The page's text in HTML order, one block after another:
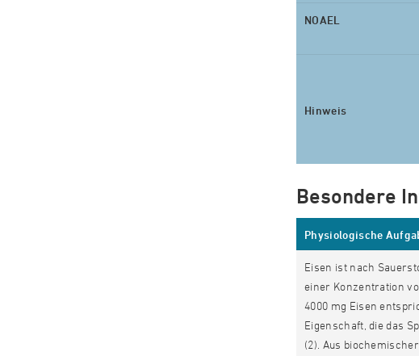
NOAEL
Hinweis
Besondere
Physiologische
Eisen ist nach
einer Konzentration
4000 mg Eisen
Eigenschaft, die das
(2). Aus